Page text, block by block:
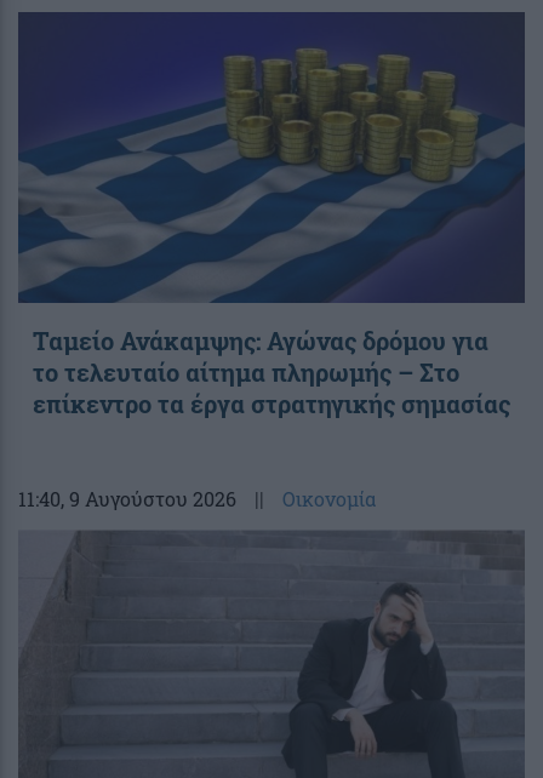
Ταμείο Ανάκαμψης: Αγώνας δρόμου για
το τελευταίο αίτημα πληρωμής – Στο
επίκεντρο τα έργα στρατηγικής σημασίας
11:40, 9 Αυγούστου 2026 || Οικονομία